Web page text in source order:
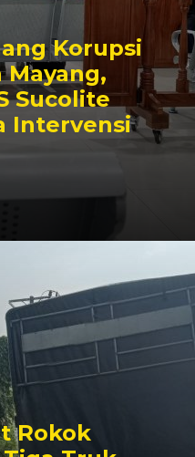
Korupsi
Sucolite
Intervensi
Rokok